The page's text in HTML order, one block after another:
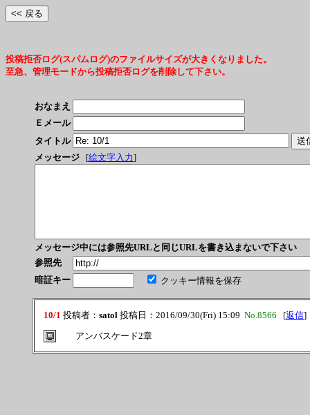
投稿拒否ログ(スパムログ)のファイルサイズが大きくなりました。
至急、管理モードから投稿拒否ログを削除して下さい。
おなまえ
Ｅメール
タイトル
メッセージ
[絵文字入力]
メッセージ中には参照先URLと同じURLを書き込まないで下さい
参照先
暗証キー
クッキー情報を保存
10/1 投稿者： satol 投稿日：2016/09/30(Fri) 15:09 No.8566 [返信]
アンバスケード2章